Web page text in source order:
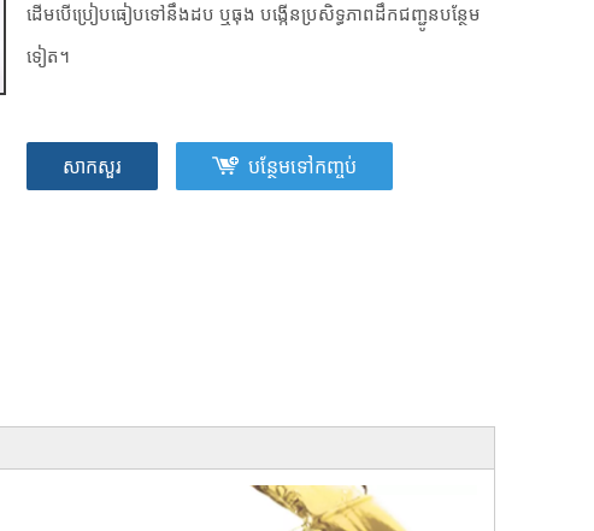
ដើមបើប្រៀបធៀបទៅនឹងដប ឬធុង បង្កើនប្រសិទ្ធភាពដឹកជញ្ជូនបន្ថែម
ទៀត។
សាកសួរ បន្ថែមទៅកញ្ចប់